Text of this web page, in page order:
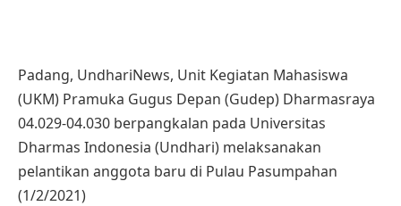
Padang, UndhariNews, Unit Kegiatan Mahasiswa
(UKM) Pramuka Gugus Depan (Gudep) Dharmasraya
04.029-04.030 berpangkalan pada Universitas
Dharmas Indonesia (Undhari) melaksanakan
pelantikan anggota baru di Pulau Pasumpahan
(1/2/2021)